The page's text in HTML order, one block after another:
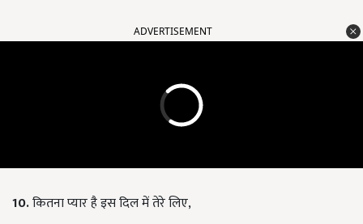
ADVERTISEMENT
10.कितना प्यार है इस दिल में तेरे लिए,